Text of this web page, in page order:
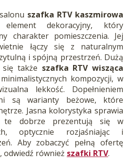
szafka RTV kaszmirowa
dekoracyjny, który
charakter pomieszczenia. Jej
łączy się z naturalnym
i spójną przestrzeń. Dużą
się także szafka RTV wisząca
kompozycji, w
lekkość. Dopełnieniem
są warianty beżowe, które
Jasna kolorystyka sprawia
te dobrze prezentują się w
optycznie rozjaśniając i
Aby zobaczyć pełną ofertę
odwiedź również szafki RTV.